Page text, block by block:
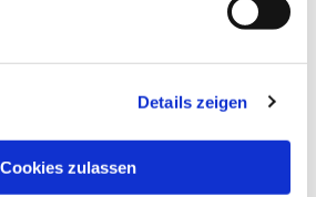
Details zeigen
Cookies zulassen
Himmel schien rosa auf im
Klarheit erkennen. Sie trat ans